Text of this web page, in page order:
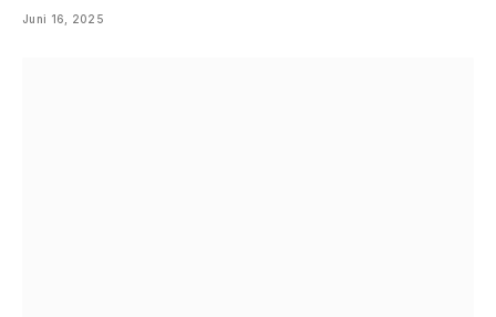
Juni 16, 2025